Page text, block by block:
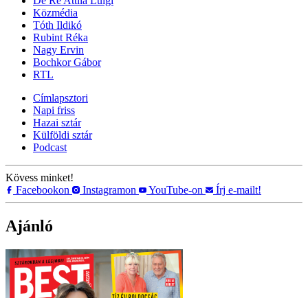
Közmédia
Tóth Ildikó
Rubint Réka
Nagy Ervin
Bochkor Gábor
RTL
Címlapsztori
Napi friss
Hazai sztár
Külföldi sztár
Podcast
Kövess minket!
Facebookon
Instagramon YouTube-on Írj e-mailt!
Ajánló